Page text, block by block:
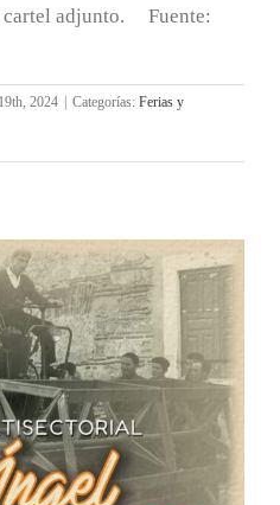
cartel adjunto. Fuente:
2024 Categorías: Ferias y